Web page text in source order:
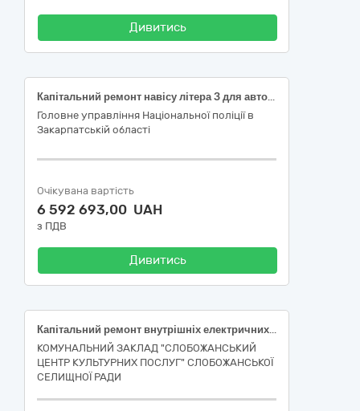
Дивитись
Капітальний ремонт навісу літера З для автотранспорту АТВ ЦЗ ГУНП в Закарпатській області за адресою: м.Ужгород, вул. Проектна, 8
Головне управління Національної поліції в
Закарпатській області
Очікувана вартість
6 592 693,00 UAH
з ПДВ
Дивитись
Капітальний ремонт внутрішніх електричних мереж будівлі будинку культури за адресою: Дніпропетровська область, Дніпровський район, с. Олександрівка, вулиця Центральна, 1-К
КОМУНАЛЬНИЙ ЗАКЛАД "СЛОБОЖАНСЬКИЙ
ЦЕНТР КУЛЬТУРНИХ ПОСЛУГ" СЛОБОЖАНСЬКОЇ
СЕЛИЩНОЇ РАДИ